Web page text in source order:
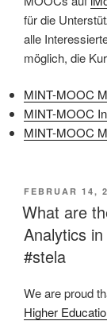
für die
alle
möglich, die
MINT-MOOC
MINT-MOOC
MINT-MOOC
AM
FEBRUAR 14,
What are
Analytics
#stela
We are proud
Higher